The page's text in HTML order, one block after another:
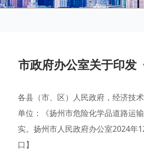
市政府办公室关于印发
各县（市、区）人民政府，经济技
单位：《扬州市危险化学品道路运
实。扬州市人民政府办公室2024年
口】